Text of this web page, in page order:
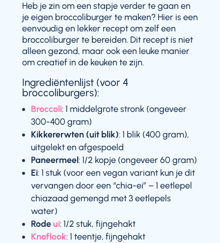
Heb je zin om een stapje verder te gaan en
je eigen broccoliburger te maken? Hier is een
eenvoudig en lekker recept om zelf een
broccoliburger te bereiden. Dit recept is niet
alleen gezond, maar ook een leuke manier
om creatief in de keuken te zijn.
Ingrediëntenlijst (voor 4
broccoliburgers):
Broccoli: 1 middelgrote stronk (ongeveer
300-400 gram)
Kikkererwten (uit blik): 1 blik (400 gram),
uitgelekt en afgespoeld
Paneermeel: 1/2 kopje (ongeveer 60 gram)
Ei: 1 stuk (voor een vegan variant kun je dit
vervangen door een “chia-ei” – 1 eetlepel
chiazaad gemengd met 3 eetlepels
water)
Rodeui: 1/2 stuk, fijngehakt
Knoflook: 1 teentje, fijngehakt